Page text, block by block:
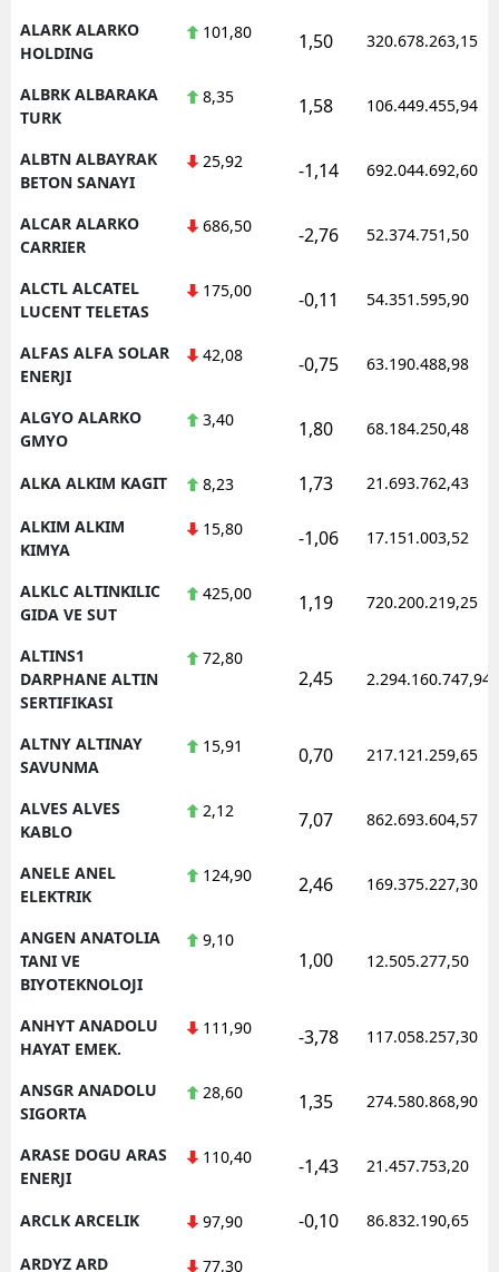
ALARK ALARKO
HOLDING
101,80 1,50 320.678.263,15
ALBRK ALBARAKA
TURK
8,35 1,58 106.449.455,94
ALBTN ALBAYRAK
BETON SANAYI
25,92 -1,14 692.044.692,60
ALCAR ALARKO
CARRIER
686,50 -2,76 52.374.751,50
ALCTL ALCATEL
LUCENT TELETAS
175,00 -0,11 54.351.595,90
ALFAS ALFA SOLAR
ENERJI
42,08 -0,75 63.190.488,98
ALGYO ALARKO
GMYO
3,40 1,80 68.184.250,48
ALKA ALKIM KAGIT 8,23 1,73 21.693.762,43
ALKIM ALKIM
KIMYA
15,80 -1,06 17.151.003,52
ALKLC ALTINKILIC
GIDA VE SUT
425,00 1,19 720.200.219,25
ALTINS1
DARPHANE ALTIN
SERTIFIKASI
72,80
2,45 2.294.160.747,94
ALTNY ALTINAY
SAVUNMA
15,91 0,70 217.121.259,65
ALVES ALVES
KABLO
2,12 7,07 862.693.604,57
ANELE ANEL
ELEKTRIK
124,90 2,46 169.375.227,30
ANGEN ANATOLIA
TANI VE
BIYOTEKNOLOJI
9,10
1,00 12.505.277,50
ANHYT ANADOLU
HAYAT EMEK.
111,90 -3,78 117.058.257,30
ANSGR ANADOLU
SIGORTA
28,60 1,35 274.580.868,90
ARASE DOGU ARAS
ENERJI
110,40 -1,43 21.457.753,20
ARCLK ARCELIK 97,90 -0,10 86.832.190,65
ARDYZ ARD 77,30